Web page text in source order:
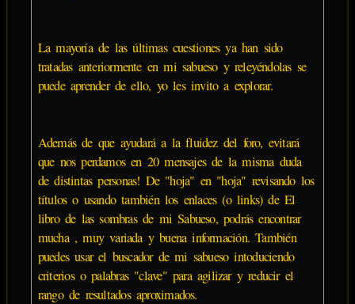
La mayoría de las últimas cuestiones ya han sido
tratadas anteriormente en mi sabueso y releyéndolas se
puede aprender de ello, yo les invito a explorar.
Además de que ayudará a la fluidez del foro, evitará
que nos perdamos en 20 mensajes de la misma duda
de distintas personas! De "hoja" en "hoja" revisando los
títulos o usando también los enlaces (o links) de El
libro de las sombras de mi Sabueso, podrás encontrar
mucha , muy variada y buena información. También
puedes usar el buscador de mi sabueso intoduciendo
criterios o palabras "clave" para agilizar y reducir el
rango de resultados aproximados.